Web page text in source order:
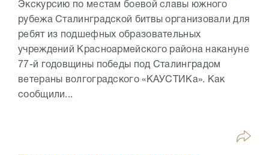
Экскурсию по местам боевой славы южного
рубежа Сталинградской битвы организовали для
ребят из подшефных образовательных
учреждений Красноармейского района накануне
77-й годовщины победы под Сталинградом
ветераны волгоградского «КАУСТИКа». Как
сообщили...